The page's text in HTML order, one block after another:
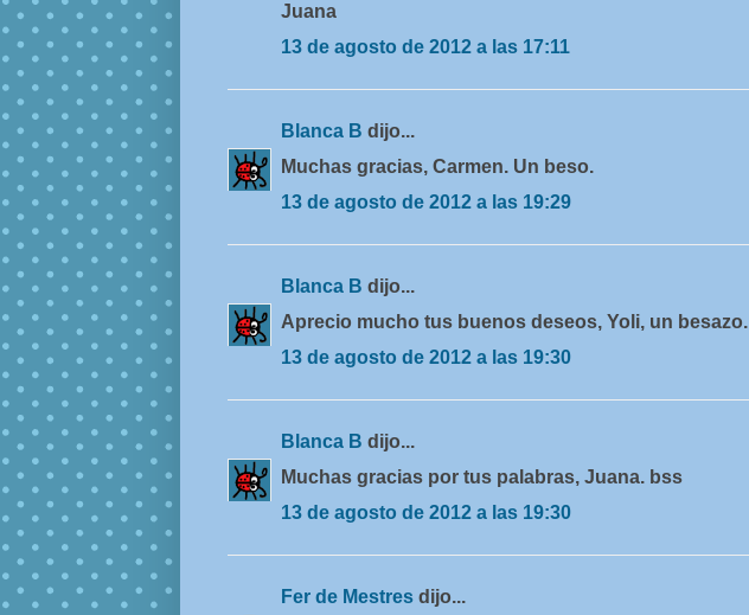
Juana
13 de agosto de 2012 a las 17:11
Blanca B dijo...
Muchas gracias, Carmen. Un beso.
13 de agosto de 2012 a las 19:29
Blanca B dijo...
Aprecio mucho tus buenos deseos, Yoli, un besazo.
13 de agosto de 2012 a las 19:30
Blanca B dijo...
Muchas gracias por tus palabras, Juana. bss
13 de agosto de 2012 a las 19:30
Fer de Mestres dijo...